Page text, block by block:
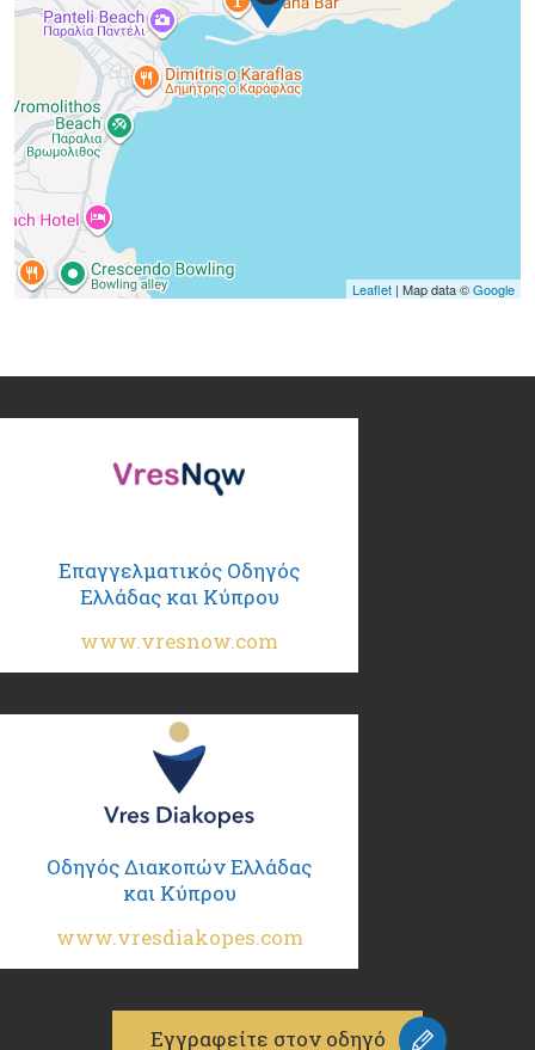
Leaflet | Map data ©Google
Επαγγελματικός Οδηγός
Ελλάδας και Κύπρου
www.vresnow.com
Οδηγός Διακοπών Ελλάδας
και Κύπρου
www.vresdiakopes.com
Εγγραφείτε στον οδηγό